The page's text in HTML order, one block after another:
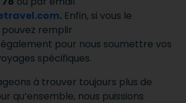
. Enfin, si vous le
pouvez remplir
également pour nous soumettre vos
spécifiques.
à trouver toujours plus de
qu’ensemble, nous puissions